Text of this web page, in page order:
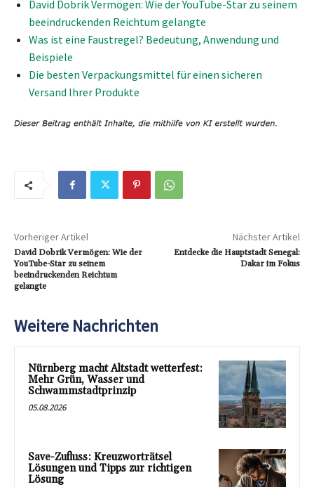
David Dobrik Vermögen: Wie der YouTube-Star zu seinem
beeindruckenden Reichtum gelangte
Was ist eine Faustregel? Bedeutung, Anwendung und
Beispiele
Die besten Verpackungsmittel für einen sicheren
Versand Ihrer Produkte
Vorheriger Artikel
David Dobrik Vermögen: Wie der
YouTube-Star zu seinem
beeindruckenden Reichtum
gelangte
Nächster Artikel
Entdecke die Hauptstadt Senegal:
Dakar im Fokus
Weitere Nachrichten
Nürnberg macht Altstadt wetterfest:
Mehr Grün, Wasser und
Schwammstadtprinzip
05.08.2026
Save-Zufluss: Kreuzworträtsel
Lösungen und Tipps zur richtigen
Lösung